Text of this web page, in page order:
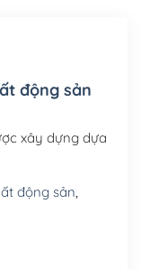
năm)
(+300,000₫)
động sản
xây dựng dựa
động sản,